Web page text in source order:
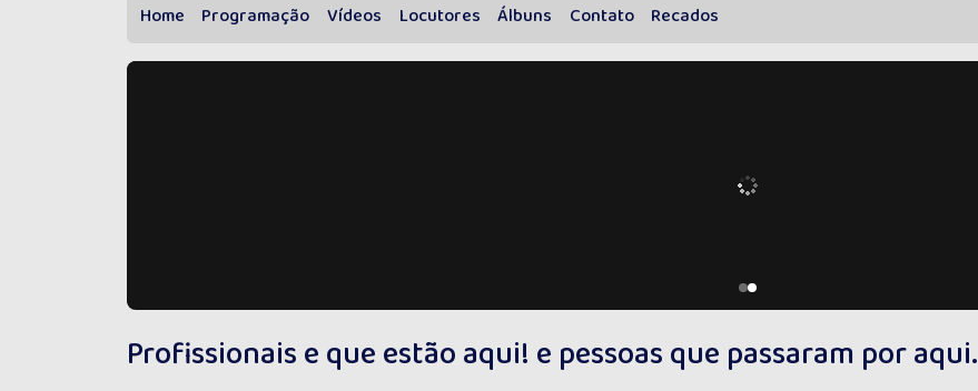
Home Programação Vídeos Locutores Álbuns Contato Recados
Profissionais e que estão aqui! e pessoas que passaram por aqui.